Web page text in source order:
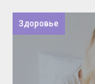
Здоровье